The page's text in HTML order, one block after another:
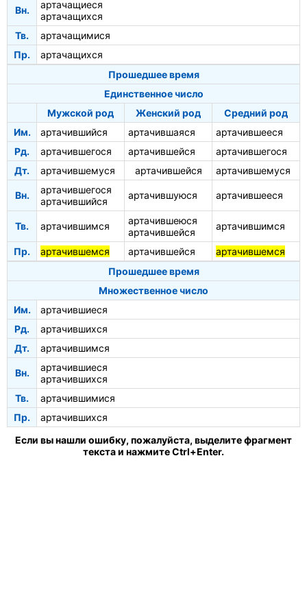
Вн.
артачащиеся
артачащихся
Тв.
артачащимися
Пр.
артачащихся
Прошедшее время
Единственное число
Мужской род
Женский род
Средний род
Им.
артачившийся артачившаяся
артачившееся
Рд.
артачившегося артачившейся
артачившегося
Дт.
артачившемуся артачившейся артачившемуся
Вн.
артачившегося
артачившийся
артачившуюся артачившееся
Тв. артачившимся
артачившеюся
артачившейся
артачившимся
Пр. артачившемся артачившейся
артачившемся
Прошедшее время
Множественное число
Им.
артачившиеся
Рд.
артачившихся
Дт.
артачившимся
Вн.
артачившиеся
артачившихся
Тв.
артачившимися
Пр.
артачившихся
Если вы нашли ошибку, пожалуйста, выделите фрагмент
текста и нажмите Ctrl+Enter.